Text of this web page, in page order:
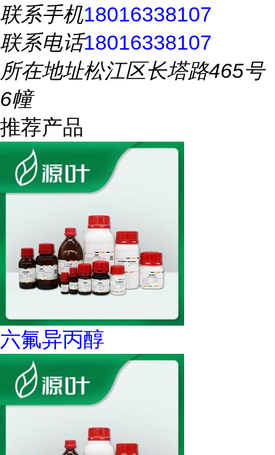
联系手机18016338107
联系电话18016338107
所在地址松江区长塔路465号
6幢
推荐产品
六氟异丙醇